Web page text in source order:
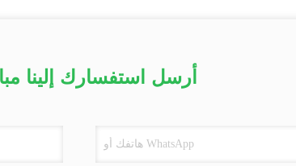
أرسل استفسارك إلينا